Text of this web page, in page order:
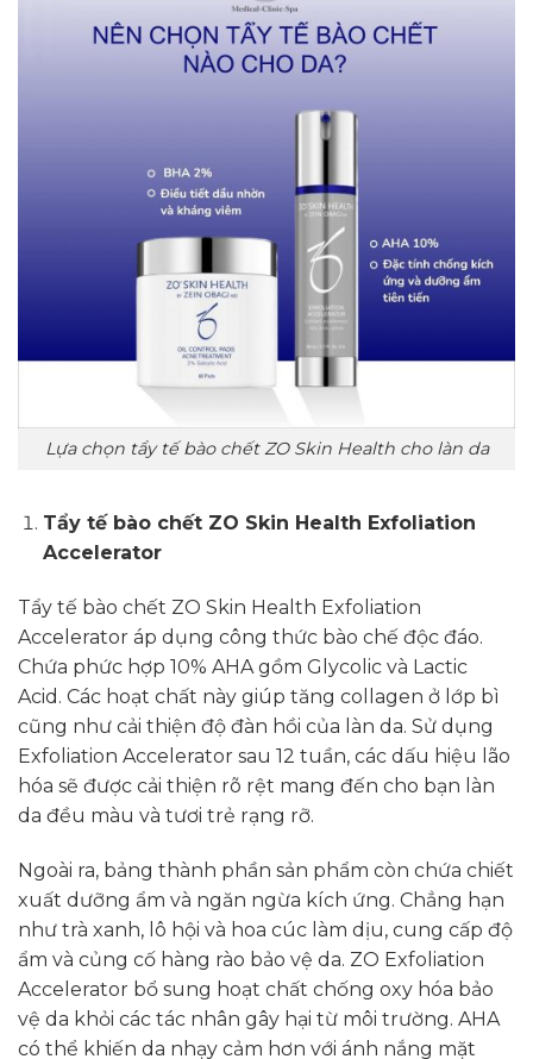
Lựa chọn tẩy tế bào chết ZO Skin Health cho làn da
Tẩy tế bào chết ZO Skin Health Exfoliation
Accelerator
Tẩy tế bào chết ZO Skin Health Exfoliation
Accelerator áp dụng công thức bào chế độc đáo.
Chứa phức hợp 10% AHA gồm Glycolic và Lactic
Acid. Các hoạt chất này giúp tăng collagen ở lớp bì
cũng như cải thiện độ đàn hồi của làn da. Sử dụng
Exfoliation Accelerator sau 12 tuần, các dấu hiệu lão
hóa sẽ được cải thiện rõ rệt mang đến cho bạn làn
da đều màu và tươi trẻ rạng rỡ.
Ngoài ra, bảng thành phần sản phẩm còn chứa chiết
xuất dưỡng ẩm và ngăn ngừa kích ứng. Chẳng hạn
như trà xanh, lô hội và hoa cúc làm dịu, cung cấp độ
ẩm và củng cố hàng rào bảo vệ da. ZO Exfoliation
Accelerator bổ sung hoạt chất chống oxy hóa bảo
vệ da khỏi các tác nhân gây hại từ môi trường. AHA
có thể khiến da nhạy cảm hơn với ánh nắng mặt